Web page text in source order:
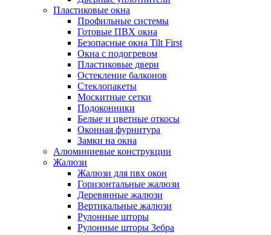
Пластиковые окна
Профильные системы
Готовые ПВХ окна
Безопасные окна Tilt First
Окна с подогревом
Пластиковые двери
Остекление балконов
Стеклопакеты
Москитные сетки
Подоконники
Белые и цветные откосы
Оконная фурнитура
Замки на окна
Алюминиевые конструкции
Жалюзи
Жалюзи для пвх окон
Горизонтальные жалюзи
Деревянные жалюзи
Вертикальные жалюзи
Рулонные шторы
Рулонные шторы Зебра